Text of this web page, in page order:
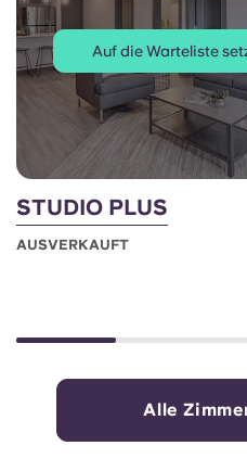
Auf die Warteliste
STUDIO PLUS
AUSVERKAUFT
Alle